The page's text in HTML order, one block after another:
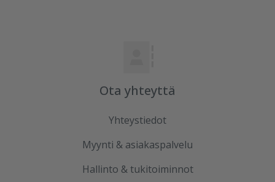
Ota yhteyttä
Yhteystiedot
Myynti & asiakaspalvelu
Hallinto & tukitoiminnot